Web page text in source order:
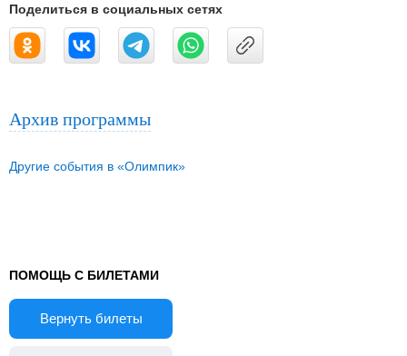
Поделиться в социальных сетях
Архив программы
Другие события в «Олимпик»
ПОМОЩЬ С БИЛЕТАМИ
Вернуть билеты